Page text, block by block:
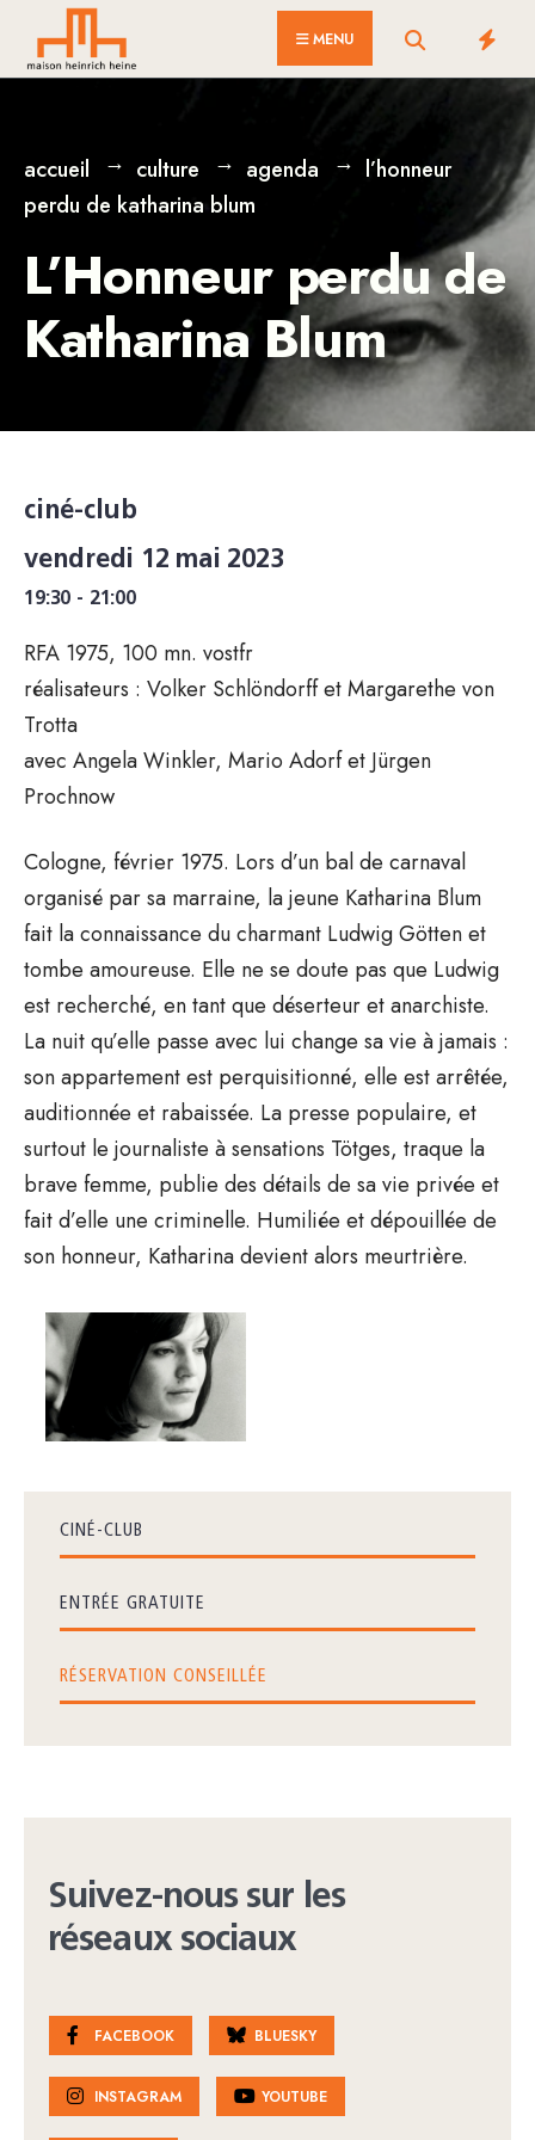
MENU
accueil culture agenda
l’honneur
perdu de katharina blum
L’Honneur perdu de
Katharina Blum
ciné-club
vendredi 12 mai 2023
19:30 - 21:00
RFA 1975, 100 mn. vostfr
réalisateurs : Volker Schlöndorff et Margarethe von
Trotta
avec Angela Winkler, Mario Adorf et Jürgen
Prochnow
Cologne, février 1975. Lors d’un bal de carnaval
organisé par sa marraine, la jeune Katharina Blum
fait la connaissance du charmant Ludwig Götten et
tombe amoureuse. Elle ne se doute pas que Ludwig
est recherché, en tant que déserteur et anarchiste.
La nuit qu’elle passe avec lui change sa vie à jamais :
son appartement est perquisitionné, elle est arrêtée,
auditionnée et rabaissée. La presse populaire, et
surtout le journaliste à sensations Tötges, traque la
brave femme, publie des détails de sa vie privée et
fait d’elle une criminelle. Humiliée et dépouillée de
son honneur, Katharina devient alors meurtrière.
CINÉ-CLUB
ENTRÉE GRATUITE
RÉSERVATION CONSEILLÉE
Suivez-nous sur les
réseaux sociaux
FACEBOOK BLUESKY
INSTAGRAM YOUTUBE